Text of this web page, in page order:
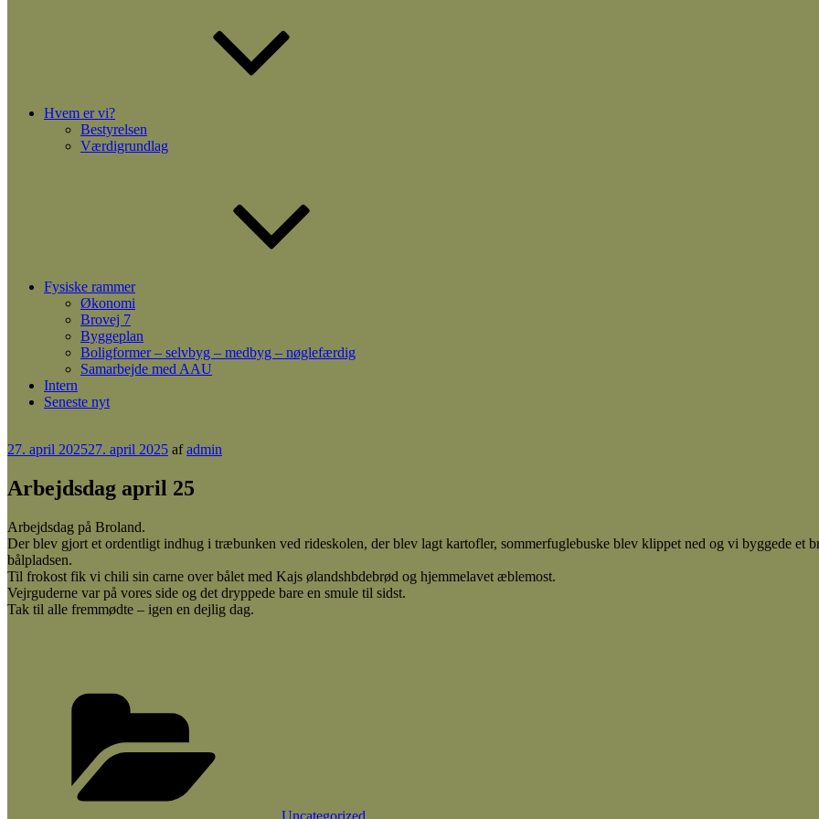
Hvem er vi?
Bestyrelsen
Værdigrundlag
Fysiske rammer
Økonomi
Brovej 7
Byggeplan
Boligformer – selvbyg – medbyg – nøglefærdig
Samarbejde med AAU
Intern
Seneste nyt
Udgivet
27. april 202527. april 2025 afadmin
Arbejdsdag april 25
Arbejdsdag på Broland.
Der blev gjort et ordentligt indhug i træbunken ved rideskolen, der blev lagt kartofler, sommerfuglebuske blev klippet ned og vi byggede et
bålpladsen.
Til frokost fik vi chili sin carne over bålet med Kajs ølandshbdebrød og hjemmelavet æblemost.
Vejrguderne var på vores side og det dryppede bare en smule til sidst.
Tak til alle fremmødte – igen en dejlig dag.
Uncategorized